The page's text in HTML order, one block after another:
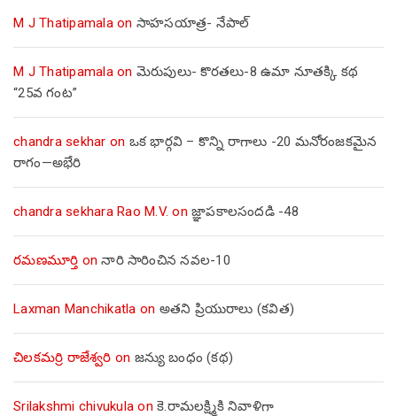
M J Thatipamalaon సాహసయాత్ర- నేపాల్‌
M J Thatipamalaon మెరుపులు- కొరతలు-8 ఉమా నూతక్కి కథ
“25వ గంట”
chandra sekhar on ఒక భార్గవి – కొన్ని రాగాలు -20 మనోరంజకమైన
రాగం—అభేరి
chandra sekhara Rao M.V. on జ్ఞాపకాలసందడి -48
రమణమూర్తి onనారి సారించిన నవల-10
Laxman Manchikatla on అతని ప్రియురాలు (కవిత)
చిలకమర్రి రాజేశ్వరి on జన్యు బంధం (కథ)
Srilakshmi chivukula on కె.రామలక్ష్మికి నివాళిగా